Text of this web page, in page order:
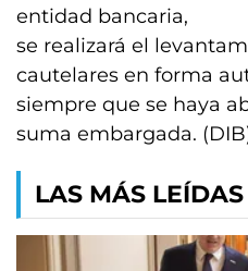
entidad bancaria,
se realizará el
cautelares en forma
siempre que se haya
suma embargada.
LAS MÁS LEÍDAS